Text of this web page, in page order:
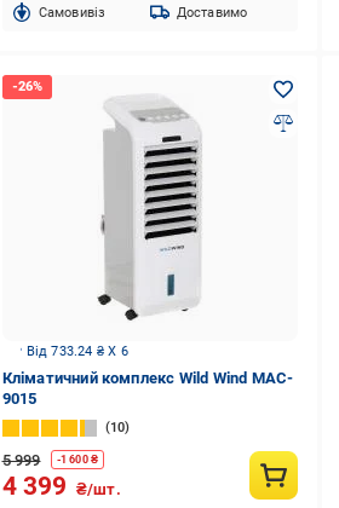
Cамовивіз Доставимо
Від 733.24 ₴ X 6
Кліматичний комплекс Wild Wind MAC-
9015
10
5 999 -1 600₴
4 399 ₴/шт.